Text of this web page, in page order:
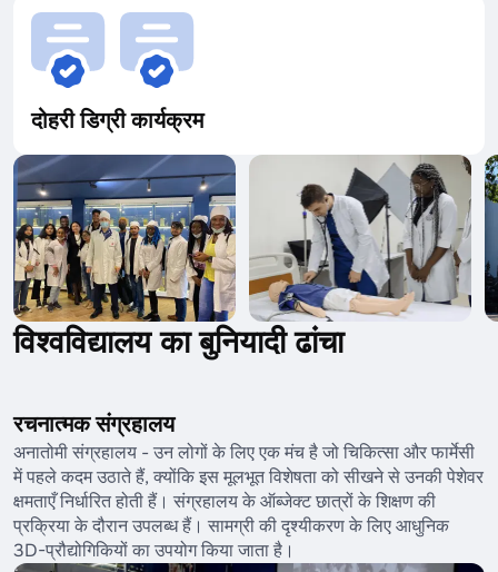
दोहरी डिग्री कार्यक्रम
विश्वविद्यालय का बुनियादी ढांचा
रचनात्मक संग्रहालय
अनातोमी संग्रहालय - उन लोगों के लिए एक मंच है जो चिकित्सा और फार्मेसी
में पहले कदम उठाते हैं, क्योंकि इस मूलभूत विशेषता को सीखने से उनकी पेशेवर
क्षमताएँ निर्धारित होती हैं। संग्रहालय के ऑब्जेक्ट छात्रों के शिक्षण की
प्रक्रिया के दौरान उपलब्ध हैं। सामग्री की दृश्यीकरण के लिए आधुनिक
3D-प्रौद्योगिकियों का उपयोग किया जाता है।